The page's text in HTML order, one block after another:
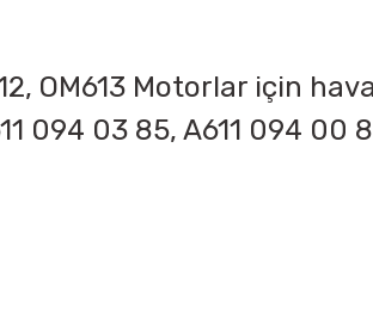
OM613 Motorlar için
094 03 85, A611 094 00